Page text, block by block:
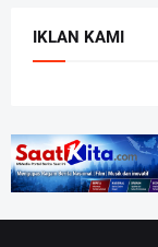
IKLAN KAMI